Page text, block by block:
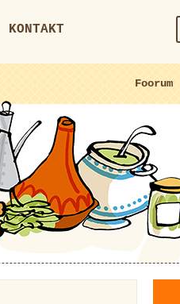
KONTAKT
Foorum